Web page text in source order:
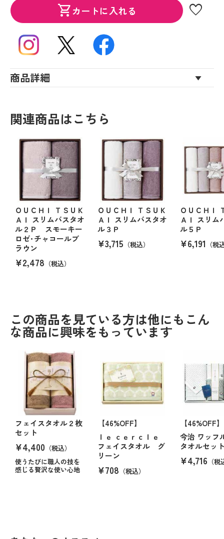
shopping_cartカートに入れる favorite
商品詳細
関連商品はこちら
ＯＵＣＨＩ ＴＳＵＫ
ＡＩ スリムバスタオ
ル２Ｐ スモーキー
ロゼ･チャコールブ
ラウン
¥2,478 （税込）
ＯＵＣＨＩ ＴＳＵＫ
ＡＩ スリムバスタオ
ル３Ｐ
¥3,715 （税込）
ＯＵＣＨＩ
ＡＩ スリム
ル５Ｐ
¥6,191 （税
この商品を見ている方は他にもこん
な商品に興味をもっています
フェイスタオル２枚
セット
¥4,400 （税込）
使うたびに職人の技を
感じる贅沢な使い心地
【46%OFF】
ｌｅ ｃｅｒｃｌｅ
フェイスタオル グ
リーン
¥708 （税込）
【46%OFF】
今治 ワッフ
タオルセッ
¥4,716 （